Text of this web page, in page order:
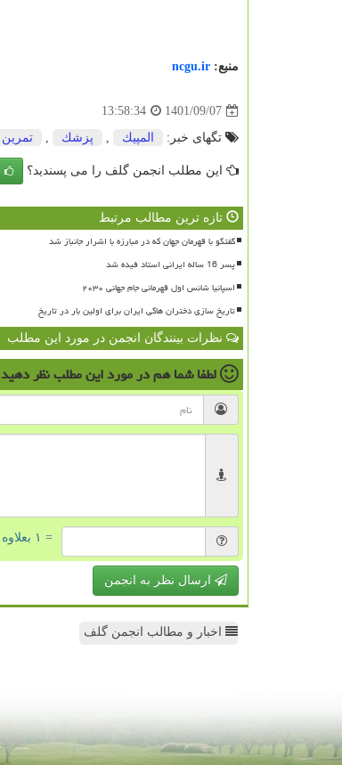
منبع: ncgu.ir
1401/09/07
13:58:34
تگهای خبر: المپیك , پزشك , تمرین
این مطلب انجمن گلف را می پسندید؟
تازه ترین مطالب مرتبط
گفتگو با قهرمان جهان که در مبارزه با اشرار جانباز شد
پسر 16 ساله ایرانی استاد فیده شد
اسپانیا شانس اول قهرمانی جام جهانی ۲۰۳۰
تاریخ سازی دختران هاکی ایران برای اولین بار در تاریخ
نظرات بینندگان انجمن در مورد این مطلب
لطفا شما همدر مورد این مطلبنظر دهید
= ۱ بعلاوه ۵
ارسال نظر به انجمن
اخبار و مطالب انجمن گلف